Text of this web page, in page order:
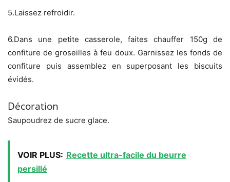
5.Laissez refroidir.
6.Dans une petite casserole, faites chauffer 150g de
confiture de groseilles à feu doux. Garnissez les fonds de
confiture puis assemblez en superposant les biscuits
évidés.
Décoration
Saupoudrez de sucre glace.
VOIR PLUS: Recette ultra-facile du beurre
persillé